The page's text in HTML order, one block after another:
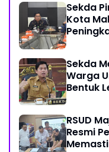
Sekda
Kota
Sekda
Warga
Bentuk
RSUD
Resmi